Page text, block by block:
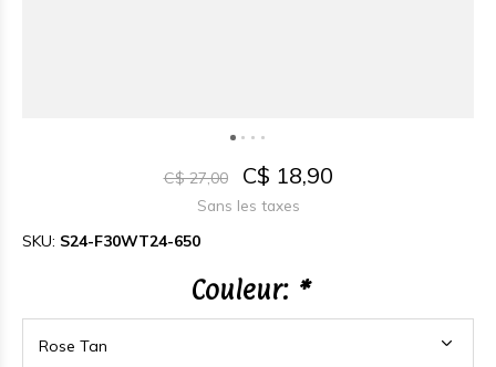
C$ 27,00 C$ 18,90
Sans les taxes
SKU: S24-F30WT24-650
Couleur: *